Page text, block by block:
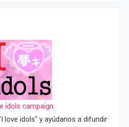
idols campaign.
love idols" y ayúdanos a difundir